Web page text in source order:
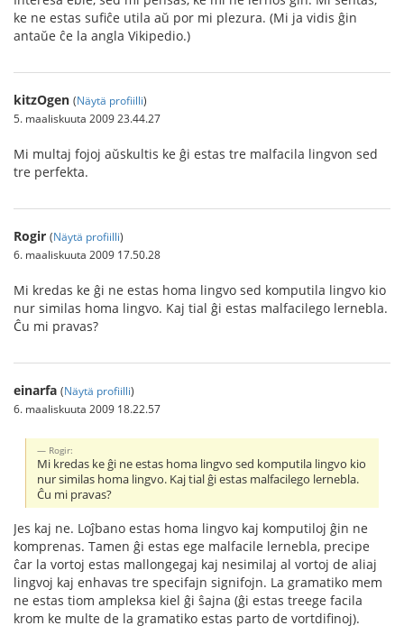
ke ne estas sufiĉe utila aŭ por mi plezura. (Mi ja vidis ĝin
antaŭe ĉe la angla Vikipedio.)
kitzOgen (Näytä profiilli)
5. maaliskuuta 2009 23.44.27
Mi multaj fojoj aŭskultis ke ĝi estas tre malfacila lingvon sed
tre perfekta.
Rogir (Näytä profiilli)
6. maaliskuuta 2009 17.50.28
Mi kredas ke ĝi ne estas homa lingvo sed komputila lingvo kio
nur similas homa lingvo. Kaj tial ĝi estas malfacilego lernebla.
Ĉu mi pravas?
einarfa (Näytä profiilli)
6. maaliskuuta 2009 18.22.57
Rogir:
Mi kredas ke ĝi ne estas homa lingvo sed komputila lingvo kio
nur similas homa lingvo. Kaj tial ĝi estas malfacilego lernebla.
Ĉu mi pravas?
Jes kaj ne. Loĵbano estas homa lingvo kaj komputiloj ĝin ne
komprenas. Tamen ĝi estas ege malfacile lernebla, precipe
ĉar la vortoj estas mallongegaj kaj nesimilaj al vortoj de aliaj
lingvoj kaj enhavas tre specifajn signifojn. La gramatiko mem
ne estas tiom ampleksa kiel ĝi ŝajna (ĝi estas treege facila
krom ke multe de la gramatiko estas parto de vortdifinoj).